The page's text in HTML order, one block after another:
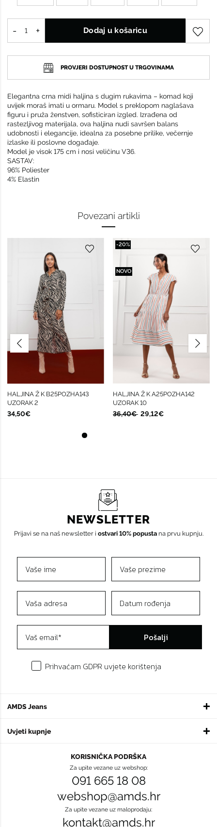
Dodaj u košaricu
PROVJERI DOSTUPNOST U TRGOVINAMA
Elegantna crna midi haljina s dugim rukavima – komad koji
uvijek moraš imati u ormaru. Model s preklopom naglašava
figuru i pruža ženstven, sofisticiran izgled. Izrađena od
rastezljivog materijala, ova haljina nudi savršen balans
udobnosti i elegancije, idealna za posebne prilike, večernje
izlaske ili poslovne događaje.
Model je visok 175 cm i nosi veličinu V36.
SASTAV:
96% Poliester
4% Elastin
Povezani artikli
HALJINA Ž K B25POZHA143
UZORAK 2
34,50€
-20%
NOVO
HALJINA Ž K A25POZHA142
UZORAK 10
36,40€ 29,12€
AMDS Jeans
Uvjeti kupnje
NEWSLETTER
Prijavi se na naš newsletter i ostvari 10% popustana prvu kupnju.
Pošalji
Prihvaćam GDPR uvjete korištenja
KORISNIČKA PODRŠKA
Za upite vezane uz webshop:
091 665 18 08
webshop@amds.hr
Za upite vezane uz maloprodaju:
kontakt@amds.hr